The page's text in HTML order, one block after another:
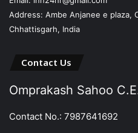
Address: Ambe Anjanee e plaza,
Chhattisgarh, India
Contact Us
Omprakash Sahoo
Contact No.: 7987641692